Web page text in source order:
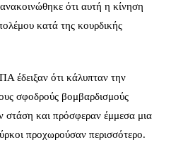
ότι αυτή η κίνηση
κατά της κουρδικής
έδειξαν ότι κάλυπταν την
σφοδρούς βομβαρδισμούς
στάση και πρόσφεραν έμμεσα μια
προχωρούσαν περισσότερο.